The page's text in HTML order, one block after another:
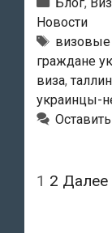
Новости
Метки
граждане
виза,
украинцы-
Навигация
1 2